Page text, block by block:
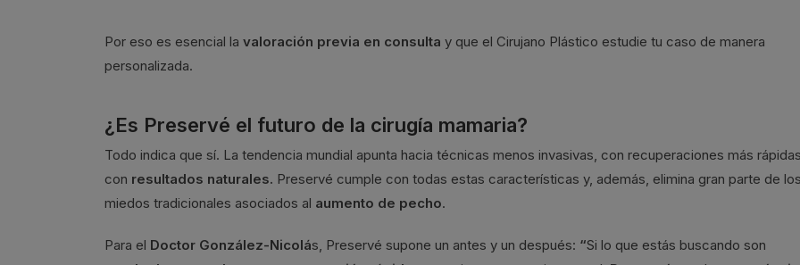
Por eso es esencial la valoración previa en consulta y que el Cirujano Plástico estudie tu caso de manera
personalizada.
¿Es Preservé el futuro de la cirugía mamaria?
Todo indica que sí. La tendencia mundial apunta hacia técnicas menos invasivas, con recuperaciones más
con resultados naturales. Preservé cumple con todas estas características y, además, elimina gran parte de
miedos tradicionales asociados al aumento de pecho.
Para el Doctor González-Nicolás, Preservé supone un antes y un después: “Si lo que estás buscando son